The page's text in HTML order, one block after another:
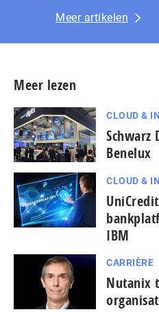
Meer artikelen
Meer lezen
CLOUD &
Schwarz
Benelux
CLOUD &
IBM
CARRIÈRE
Nutanix